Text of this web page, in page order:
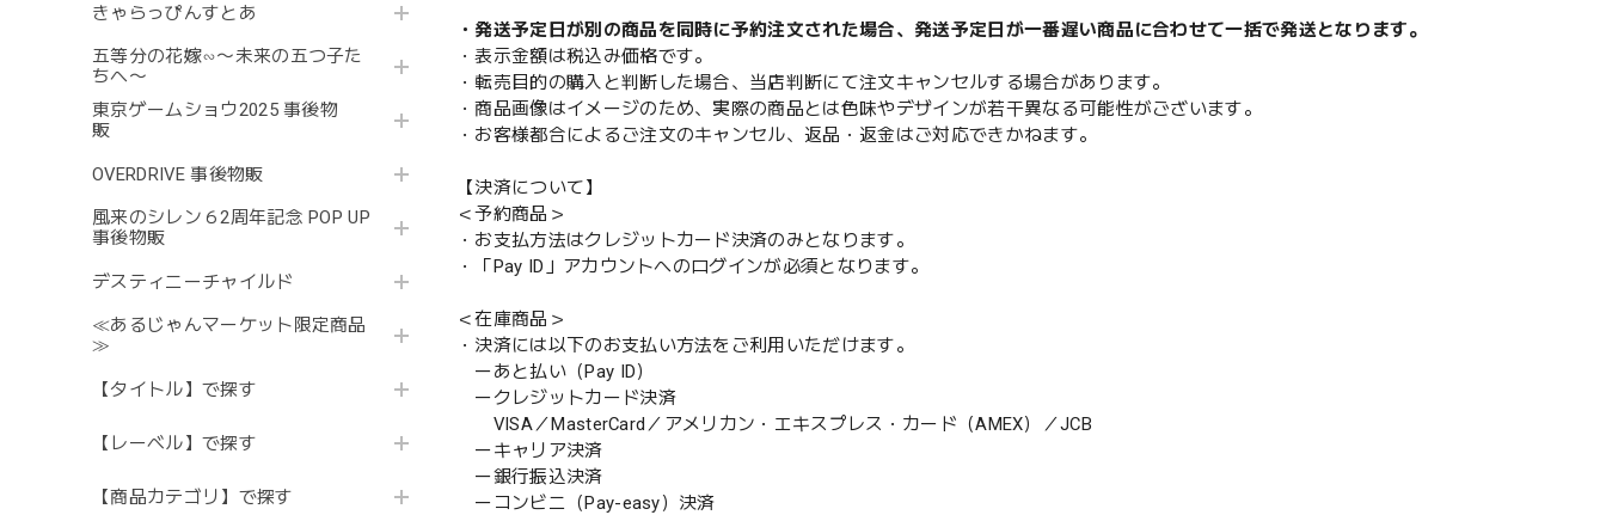
きゃらっぴんすとあ
五等分の花嫁∽〜未来の五つ子た
ちへ〜
東京ゲームショウ2025 事後物
販
OVERDRIVE 事後物販
風来のシレン６2周年記念 POP UP
事後物販
デスティニーチャイルド
≪あるじゃんマーケット限定商品
≫
【タイトル】で探す
【レーベル】で探す
【商品カテゴリ】で探す
・発送予定日が別の商品を同時に予約注文された場合、発送予定日が一番遅い商品に合わせて一括で発送となります。
・表示金額は税込み価格です。
・転売目的の購入と判断した場合、当店判断にて注文キャンセルする場合があります。
・商品画像はイメージのため、実際の商品とは色味やデザインが若干異なる可能性がございます。
・お客様都合によるご注文のキャンセル、返品・返金はご対応できかねます。
【決済について】
＜予約商品＞
・お支払方法はクレジットカード決済のみとなります。
・「Pay ID」アカウントへのログインが必須となります。
＜在庫商品＞
・決済には以下のお支払い方法をご利用いただけます。
ーあと払い（Pay ID）
ークレジットカード決済
VISA／MasterCard／アメリカン・エキスプレス・カード（AMEX）／JCB
ーキャリア決済
ー銀行振込決済
ーコンビニ（Pay-easy）決済